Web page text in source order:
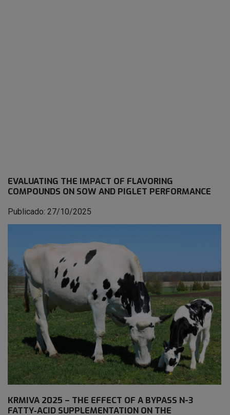
EVALUATING THE IMPACT OF FLAVORING
COMPOUNDS ON SOW AND PIGLET PERFORMANCE
Publicado: 27/10/2025
KRMIVA 2025 – THE EFFECT OF A BYPASS N-3
FATTY‐ACID SUPPLEMENTATION ON THE